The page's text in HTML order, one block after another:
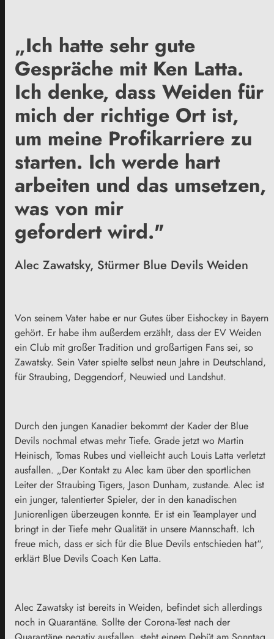
„Ich hatte sehr gute
Gespräche mit Ken Latta.
Ich denke, dass Weiden für
mich der richtige Ort ist,
um meine Profikarriere zu
starten. Ich werde hart
arbeiten und das umsetzen,
was von mir
gefordert wird."
Alec Zawatsky, Stürmer Blue Devils Weiden
Von seinem Vater habe er nur Gutes über Eishockey in Bayern
gehört. Er habe ihm außerdem erzählt, dass der EV Weiden
ein Club mit großer Tradition und großartigen Fans sei, so
Zawatsky. Sein Vater spielte selbst neun Jahre in Deutschland,
für Straubing, Deggendorf, Neuwied und Landshut.
Durch den jungen Kanadier bekommt der Kader der Blue
Devils nochmal etwas mehr Tiefe. Grade jetzt wo Martin
Heinisch, Tomas Rubes und vielleicht auch Louis Latta verletzt
ausfallen. „Der Kontakt zu Alec kam über den sportlichen
Leiter der Straubing Tigers, Jason Dunham, zustande. Alec ist
ein junger, talentierter Spieler, der in den kanadischen
Juniorenligen überzeugen konnte. Er ist ein Teamplayer und
bringt in der Tiefe mehr Qualität in unsere Mannschaft. Ich
freue mich, dass er sich für die Blue Devils entschieden hat“,
erklärt Blue Devils Coach Ken Latta.
Alec Zawatsky ist bereits in Weiden, befindet sich allerdings
noch in Quarantäne. Sollte der Corona-Test nach der